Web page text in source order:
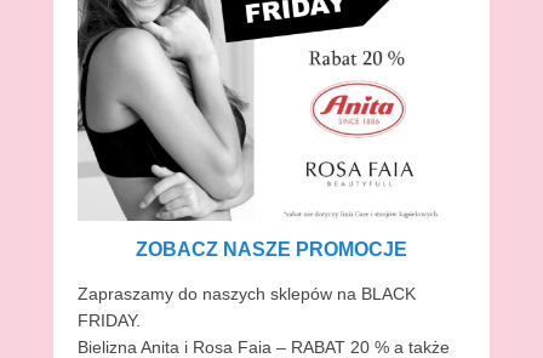
ZOBACZ NASZE PROMOCJE
Zapraszamy do naszych sklepów na BLACK
FRIDAY.
Bielizna Anita i Rosa Faia – RABAT 20 % a także